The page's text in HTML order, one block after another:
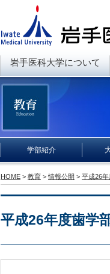
岩手医科大学について
学部紹介
HOME > 教育 >情報公開 > 平成26年
平成26年度歯学